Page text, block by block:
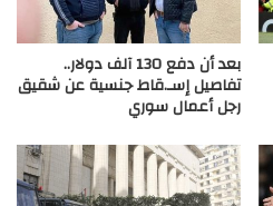
بعد أن دفع 130 آلف دولار..
تفاصيل إسـ.قاط جنسية عن شقيق
رجل أعمال سوري